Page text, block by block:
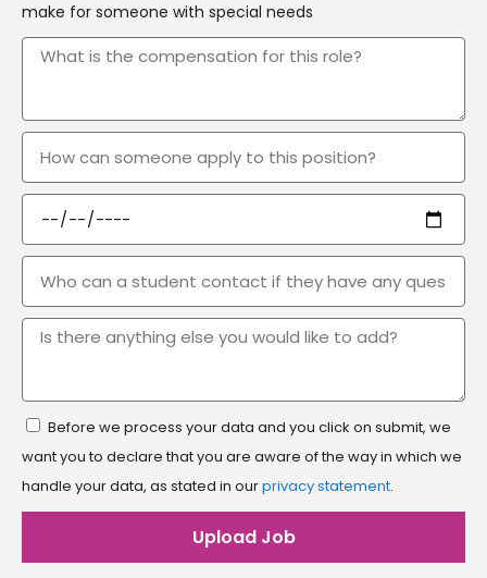
make for someone with special needs
Before we process your data and you click on submit, we
want you to declare that you are aware of the way in which we
handle your data, as stated in ourprivacy statement.
Upload Job